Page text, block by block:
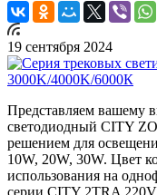
19 сентября 2024
Представляем вашему
светодиодный CITY
решением для
10W, 20W, 30W. Цвет
использования на
серии CITY 2TRA